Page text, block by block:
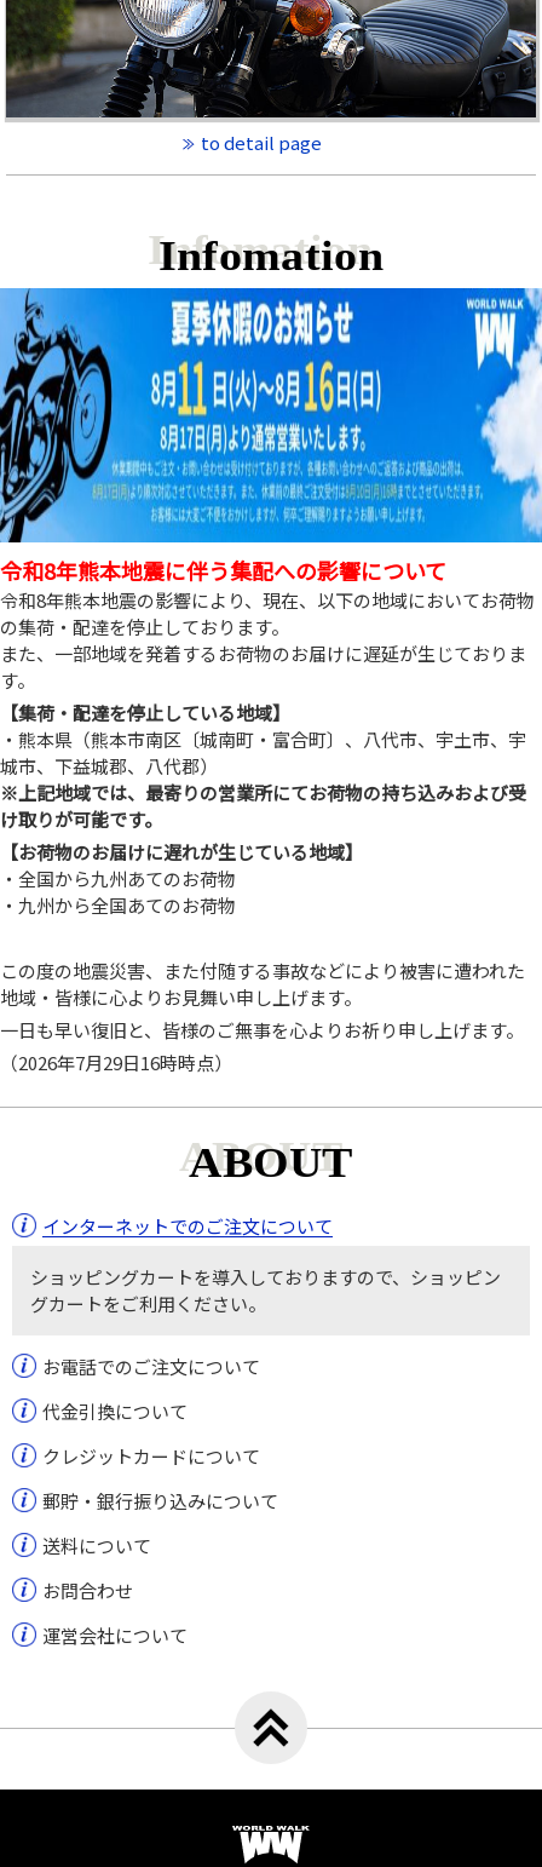
to detail page
Infomation
令和8年熊本地震に伴う集配への影響について
令和8年熊本地震の影響により、現在、以下の地域においてお荷物
の集荷・配達を停止しております。
また、一部地域を発着するお荷物のお届けに遅延が生じておりま
す。
【集荷・配達を停止している地域】
・熊本県（熊本市南区〔城南町・富合町〕、八代市、宇土市、宇
城市、下益城郡、八代郡）
※上記地域では、最寄りの営業所にてお荷物の持ち込みおよび受
け取りが可能です。
【お荷物のお届けに遅れが生じている地域】
・全国から九州あてのお荷物
・九州から全国あてのお荷物
この度の地震災害、また付随する事故などにより被害に遭われた
地域・皆様に心よりお見舞い申し上げます。
一日も早い復旧と、皆様のご無事を心よりお祈り申し上げます。
（2026年7月29日16時時点）
ABOUT
インターネットでのご注文について
ショッピングカートを導入しておりますので、ショッピン
グカートをご利用ください。
お電話でのご注文について
代金引換について
クレジットカードについて
郵貯・銀行振り込みについて
送料について
お問合わせ
運営会社について